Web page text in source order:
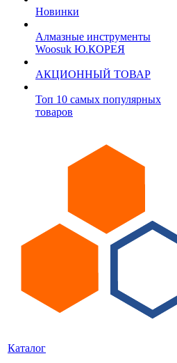
Новинки
Алмазные инструменты
Woosuk Ю.КОРЕЯ
АКЦИОННЫЙ ТОВАР
Топ 10 самых популярных
товаров
Каталог